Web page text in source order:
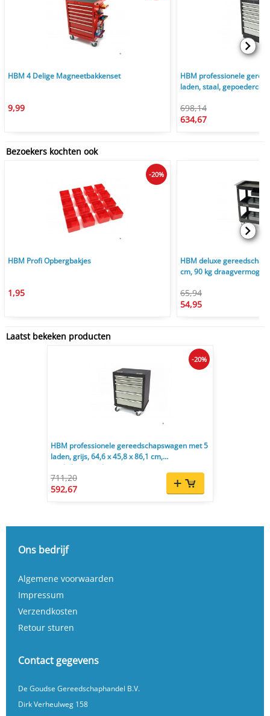
HBM 4 Delige Magneetbakkenset
9,99
HBM professionele
laden, staal,
698,14
634,67
Bezoekers kochten ook
HBM Profi Opbergbakjes
1,95
-20%
HBM deluxe
cm, 90 kg draagvermogen
65,94
54,95
Laatst bekeken producten
HBM professionele gereedschapswagen met 5
laden, grijs, 64,6 x 45,8 x 86,1 cm,
werkplaatsinrichting
711,20
592,67
-20%
Ons bedrijf
Algemene voorwaarden
Impressum
Verzendkosten
Retour sturen
Contact gegevens
De Goudse Gereedschaphandel B.V.
Dirk Verheulweg 158